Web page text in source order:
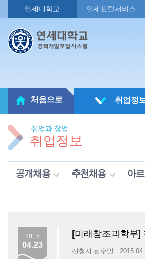
연세대학교 연세포탈서비스
처음으로 취업정
취업과 창업
취업정보
공개채용 추천채용 아
2015
04.23
[미래창조과학부]
신청서 접수일 :